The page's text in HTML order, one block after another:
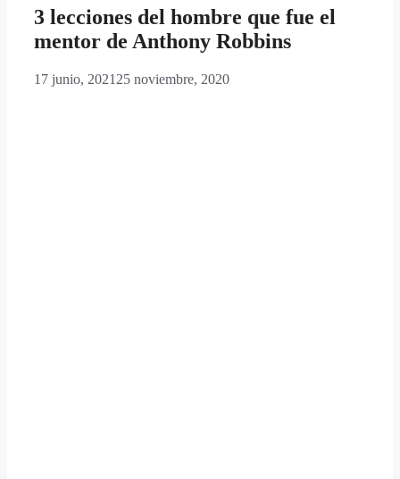
3 lecciones del hombre que fue el
mentor de Anthony Robbins
17 junio, 2021 25 noviembre, 2020